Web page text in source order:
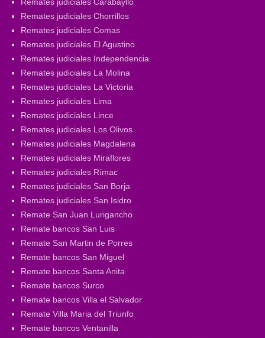
Remates judiciales Chorrillos
Remates judiciales Comas
Remates judiciales El Agustino
Remates judiciales Independencia
Remates judiciales La Molina
Remates judiciales La Victoria
Remates judiciales Lima
Remates judiciales Lince
Remates judiciales Los Olivos
Remates judiciales Magdalena
Remates judiciales Miraflores
Remates judiciales Rímac
Remates judiciales San Borja
Remates judiciales San Isidro
Remate San Juan Lurigancho
Remate bancos San Luis
Remate San Martin de Porres
Remate bancos San Miguel
Remate bancos Santa Anita
Remate bancos Surco
Remate bancos Villa el Salvador
Remate Villa Maria del Triunfo
Remate bancos Ventanilla